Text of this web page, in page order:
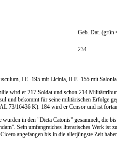
Geb. Dat. (grün
234
I E -195 mit Licinia, II E -155 mit
wird er 217 Soldat und schon 214
und bekommt für seine militärischen Erfolge
16436 K). 184 wird er Censor und ist fortan
wurden in den "Dicta Catonis" gesammelt, die
Sein umfangreiches literarisches Werk
angefangen bis in die allerjüngste Zeit